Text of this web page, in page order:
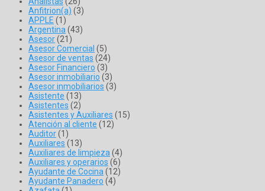
Anfitrion(a) (3)
APPLE (1)
Argentina(43)
Asesor(21)
Asesor Comercial (5)
Asesor de ventas (24)
Asesor Financiero (3)
Asesor inmobiliario (3)
Asesor inmobiliarios (3)
Asistente (13)
Asistentes (2)
Asistentes y Auxiliares (15)
Atención al cliente (12)
Auditor(1)
Auxiliares (13)
Auxiliares de limpieza(4)
Auxiliares y operarios (6)
Ayudante de Cocina(12)
Ayudante Panadero (4)